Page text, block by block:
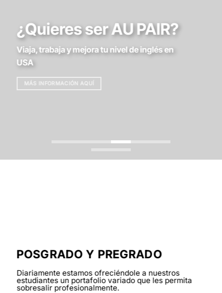
¿Quieres ser AU PAIR?
Viaja, trabaja y mejora tu nivel de inglés en
USA
MÁS INFORMACIÓN AQUÍ
POSGRADO Y PREGRADO
Diariamente estamos ofreciéndole a nuestros
estudiantes un portafolio variado que les permita
sobresalir profesionalmente.